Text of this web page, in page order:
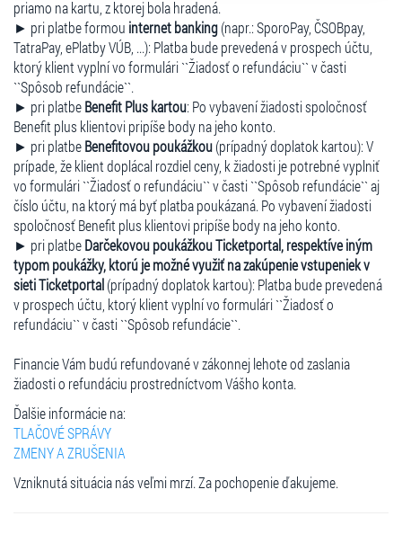
priamo na kartu, z ktorej bola hradená.
► pri platbe formou internet banking(napr.: SporoPay, ČSOBpay,
TatraPay, ePlatby VÚB, ...): Platba bude prevedená v prospech účtu,
ktorý klient vyplní vo formulári ``Žiadosť o refundáciu`` v časti
``Spôsob refundácie``.
► pri platbeBenefit Plus kartou: Po vybavení žiadosti spoločnosť
Benefit plus klientovi pripíše body na jeho konto.
► pri platbeBenefitovou poukážkou(prípadný doplatok kartou): V
prípade, že klient doplácal rozdiel ceny, k žiadosti je potrebné vyplniť
vo formulári ``Žiadosť o refundáciu`` v časti ``Spôsob refundácie`` aj
číslo účtu, na ktorý má byť platba poukázaná. Po vybavení žiadosti
spoločnosť Benefit plus klientovi pripíše body na jeho konto.
► pri platbeDarčekovou poukážkou Ticketportal, respektíve iným
typom poukážky, ktorú je možné využiť na zakúpenie vstupeniek v
sieti Ticketportal(prípadný doplatok kartou): Platba bude prevedená
v prospech účtu, ktorý klient vyplní vo formulári ``Žiadosť o
refundáciu`` v časti ``Spôsob refundácie``.
Financie Vám budú refundované v zákonnej lehote od zaslania
žiadosti o refundáciu prostredníctvom Vášho konta.
Ďalšie informácie na:
TLAČOVÉ SPRÁVY
ZMENY A ZRUŠENIA
Vzniknutá situácia nás veľmi mrzí. Za pochopenie ďakujeme.